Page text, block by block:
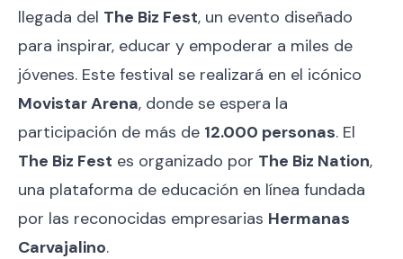
llegada del The Biz Fest, un evento diseñado
para inspirar, educar y empoderar a miles de
jóvenes. Este festival se realizará en el icónico
Movistar Arena, donde se espera la
participación de más de 12.000 personas. El
The Biz Fest es organizado por The Biz Nation,
una plataforma de educación en línea fundada
por las reconocidas empresarias Hermanas
Carvajalino.